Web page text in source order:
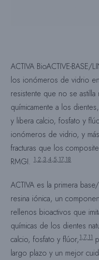
ACTIVA BioACTIVE-BASE/
los ionómeros de vidrio
resistente que no se
químicamente a los
y libera calcio, fosfato y
ionómeros de vidrio, y
fracturas que los
RMGI.1,2,3,4,5,17,18
ACTIVA es la primera
resina iónica, un
rellenos bioactivos que
químicas de los dientes
calcio, fosfato y flúor,1,7,11
largo plazo y un mejor